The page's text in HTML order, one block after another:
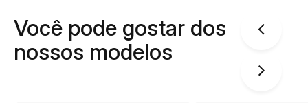
Você pode gostar dos
nossos modelos